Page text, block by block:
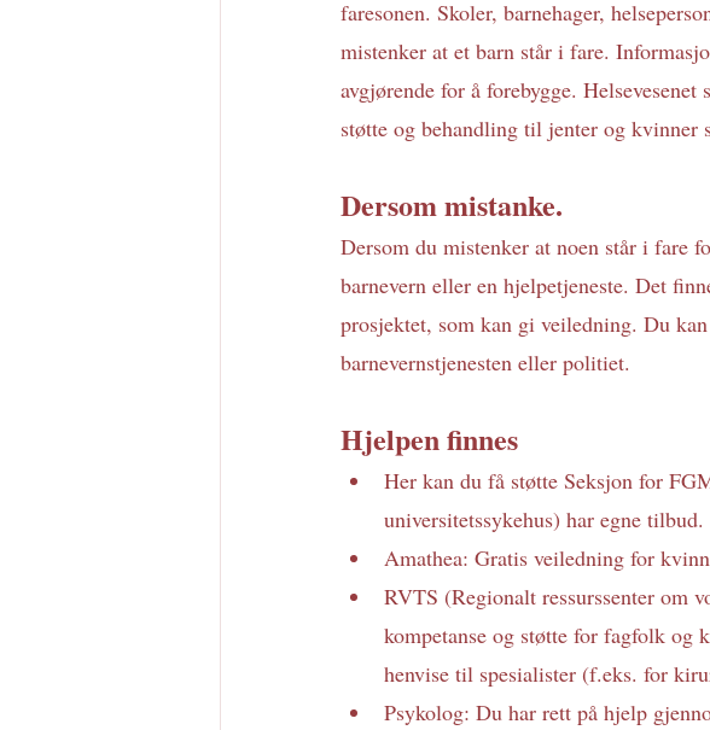
faresonen. Skoler, barnehager,
mistenker at et barn står i fare.
avgjørende for å forebygge.
støtte og behandling til jenter og kvinner
Dersom mistanke.
Dersom du mistenker at noen står i fare
barnevern eller en hjelpetjeneste. Det
prosjektet, som kan gi veiledning. Du
barnevernstjenesten eller politiet.
Hjelpen finnes
Her kan du få støtte Seksjon for
universitetssykehus) har egne tilbud.
Amathea: Gratis veiledning for
RVTS (Regionalt ressurssenter om
kompetanse og støtte for fagfolk og
henvise til spesialister (f.eks. for
Psykolog: Du har rett på hjelp